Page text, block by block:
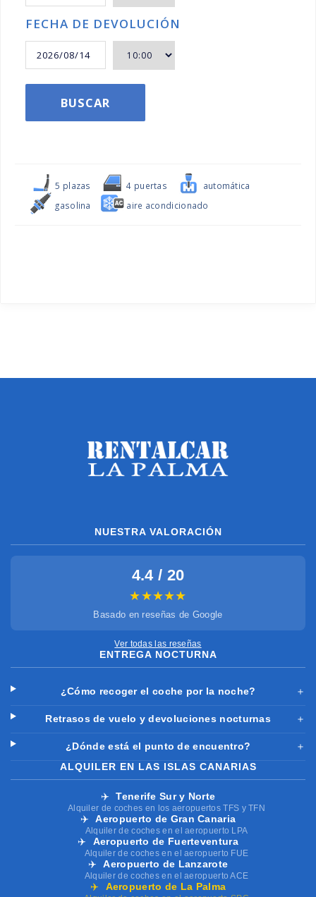
FECHA DE DEVOLUCIÓN
BUSCAR
5 plazas 4 puertas
automática
gasolina
aire acondicionado
NUESTRA VALORACIÓN
4.4 / 20
★★★★★
Basado en reseñas de Google
Ver todas las reseñas
ENTREGA NOCTURNA
¿Cómo recoger el coche por la noche? ＋
Retrasos de vuelo y devoluciones nocturnas ＋
¿Dónde está el punto de encuentro?
＋
ALQUILER EN LAS ISLAS CANARIAS
✈️ Tenerife Sur y Norte
Alquiler de coches en los aeropuertos TFS y TFN
✈️ Aeropuerto de Gran Canaria
Alquiler de coches en el aeropuerto LPA
✈️ Aeropuerto de Fuerteventura
Alquiler de coches en el aeropuerto FUE
✈️ Aeropuerto de Lanzarote
Alquiler de coches en el aeropuerto ACE
✈️ Aeropuerto de La Palma